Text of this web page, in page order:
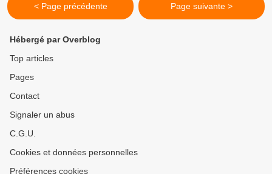
< Page précédente Page suivante >
Hébergé par Overblog
Top articles
Pages
Contact
Signaler un abus
C.G.U.
Cookies et données personnelles
Préférences cookies